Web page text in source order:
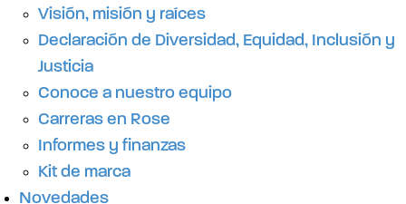
á
p
Visión, misión y raíces
Declaración de Diversidad, Equidad, Inclusión y
Justicia
Conoce a nuestro equipo
Carreras en Rose
Informes y finanzas
Kit de marca
Novedades